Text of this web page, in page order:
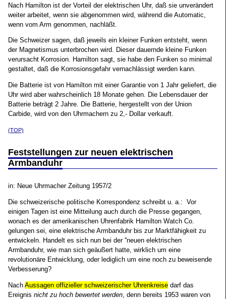
Nach Hamilton ist der Vorteil der elektrischen Uhr, daß sie unverändert
weiter arbeitet, wenn sie abgenommen wird, während die Automatic,
wenn vom Arm genommen, nachläßt.
Die Schweizer sagen, daß jeweils ein kleiner Funken entsteht, wenn
der Magnetismus unterbrochen wird. Dieser dauernde kleine Funken
verursacht Korrosion. Hamilton sagt, sie habe den Funken so minimal
gestaltet, daß die Korrosionsgefahr vernachlässigt werden kann.
Die Batterie ist von Hamilton mit einer Garantie von 1 Jahr geliefert, die
Uhr wird aber wahrscheinlich 18 Monate gehen. Die Lebensdauer der
Batterie beträgt 2 Jahre. Die Batterie, hergestellt von der Union
Carbide, wird von den Uhrmachern zu 2,- Dollar verkauft.
(TOP)
Feststellungen zur neuen elektrischen
Armbanduhr
in: Neue Uhrmacher Zeitung 1957/2
Die schweizerische politische Korrespondenz schreibt u. a.: Vor
einigen Tagen ist eine Mitteilung auch durch die Presse gegangen,
wonach es der amerikanischen Uhrenfabrik Hamilton Watch Co.
gelungen sei, eine elektrische Armbanduhr bis zur Marktfähigkeit zu
entwickeln. Handelt es sich nun bei der ''neuen elektrischen
Armbanduhr, wie man sich geäußert hatte, wirklich um eine
revolutionäre Entwicklung, oder lediglich um eine noch zu beweisende
Verbesserung?
Nach Aussagen offizieller schweizerischer Uhrenkreise darf das
Ereignis nicht zu hoch bewertet werden , denn bereits 1953 waren von